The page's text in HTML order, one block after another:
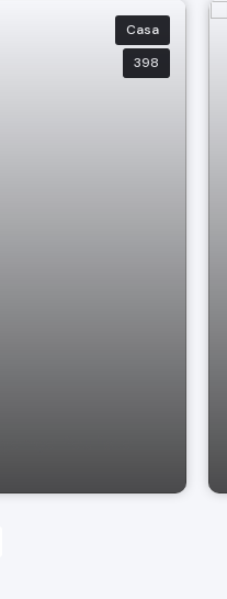
Casa
398